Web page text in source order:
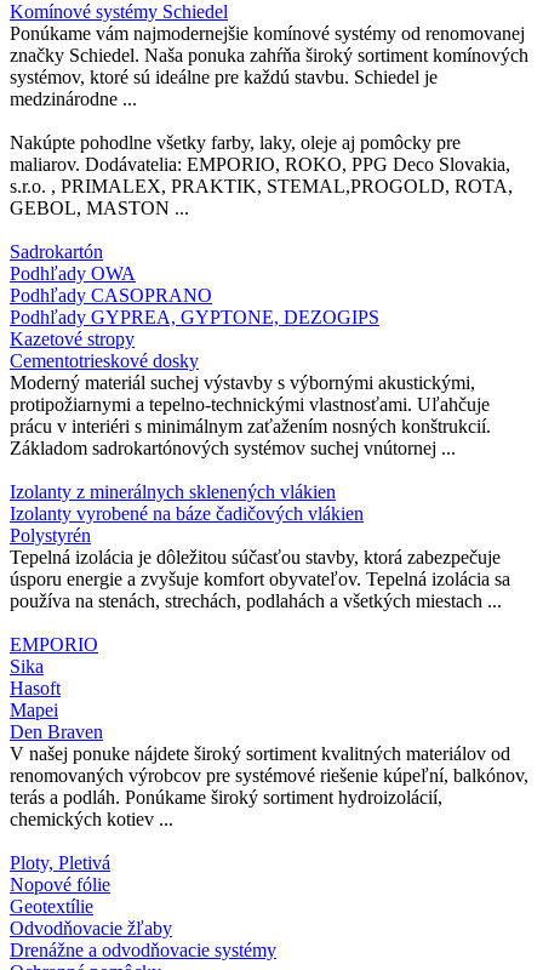
Komínové systémy Schiedel
Ponúkame vám najmodernejšie komínové systémy od renomovanej
značky Schiedel. Naša ponuka zahŕňa široký sortiment komínových
systémov, ktoré sú ideálne pre každú stavbu. Schiedel je
medzinárodne ...
Nakúpte pohodlne všetky farby, laky, oleje aj pomôcky pre
maliarov. Dodávatelia: EMPORIO, ROKO, PPG Deco Slovakia,
s.r.o. , PRIMALEX, PRAKTIK, STEMAL,PROGOLD, ROTA,
GEBOL, MASTON ...
Sadrokartón
Podhľady OWA
Podhľady CASOPRANO
Podhľady GYPREA, GYPTONE, DEZOGIPS
Kazetové stropy
Cementotrieskové dosky
Moderný materiál suchej výstavby s výbornými akustickými,
protipožiarnymi a tepelno-technickými vlastnosťami. Uľahčuje
prácu v interiéri s minimálnym zaťažením nosných konštrukcií.
Základom sadrokartónových systémov suchej vnútornej ...
Izolanty z minerálnych sklenených vlákien
Izolanty vyrobené na báze čadičových vlákien
Polystyrén
Tepelná izolácia je dôležitou súčasťou stavby, ktorá zabezpečuje
úsporu energie a zvyšuje komfort obyvateľov. Tepelná izolácia sa
používa na stenách, strechách, podlahách a všetkých miestach ...
EMPORIO
Sika
Hasoft
Mapei
Den Braven
V našej ponuke nájdete široký sortiment kvalitných materiálov od
renomovaných výrobcov pre systémové riešenie kúpeľní, balkónov,
terás a podláh. Ponúkame široký sortiment hydroizolácií,
chemických kotiev ...
Ploty, Pletivá
Nopové fólie
Geotextílie
Odvodňovacie žľaby
Drenážne a odvodňovacie systémy